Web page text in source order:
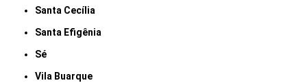
Santa Cecília
Santa Efigênia
Sé
Vila Buarque